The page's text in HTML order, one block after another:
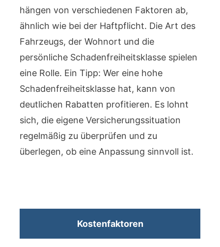
hängen von verschiedenen Faktoren ab,
ähnlich wie bei der Haftpflicht. Die Art des
Fahrzeugs, der Wohnort und die
persönliche Schadenfreiheitsklasse spielen
eine Rolle. Ein Tipp: Wer eine hohe
Schadenfreiheitsklasse hat, kann von
deutlichen Rabatten profitieren. Es lohnt
sich, die eigene Versicherungssituation
regelmäßig zu überprüfen und zu
überlegen, ob eine Anpassung sinnvoll ist.
Kostenfaktoren